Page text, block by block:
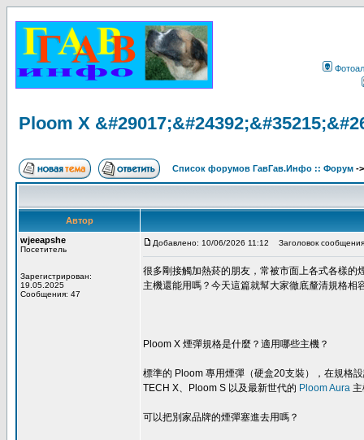
Ploom X
Список форумов ГавГав.Инфо :: Форум -
Автор
wjeeapshe
Посетитель
Зарегистрирован:
19.05.2025
Сообщения: 47
Добавлено: 10/06/2026 11:12 Заголовок
很多剛接觸加熱菸的朋友，常被市面上各式各樣的
主機還能用嗎？今天這篇就幫大家徹底釐清規格相
Ploom X 煙彈規格是什麼？適用哪些主機？
標準的 Ploom 專用煙彈（硬盒20支裝），在規格
TECH X、Ploom S 以及最新世代的 Ploom Aura
可以把別家品牌的煙彈塞進去用嗎？